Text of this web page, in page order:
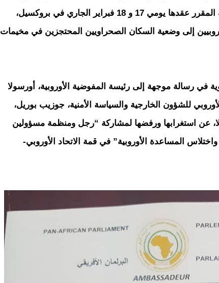
الشديد لمشاركة زعيم كيان الوهم، في القمة المقرر عقدها يومي 17 و 18 فبراير الجاري في بروكسيل،
إلى وضعية السكان الصحراويين المحتجزين في مخيمات
في رسالة موجهة إلى رئيسة المفوضية الأوروبية، أورسولا
للشؤون الخارجية والسياسة الأمنية، جوزيب بوريل،
عن استغرابها ورفضها لمشاركة “رجل ومنظمة مسؤولين
المساعدة الأوروبية” في قمة الاتحاد الأوروبي-